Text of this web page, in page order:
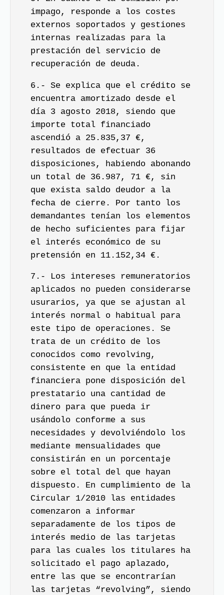
impago, responde a los costes
externos soportados y gestiones
internas realizadas para la
prestación del servicio de
recuperación de deuda.
6.- Se explica que el crédito se
encuentra amortizado desde el
día 3 agosto 2018, siendo que
importe total financiado
ascendió a 25.835,37 €,
resultados de efectuar 36
disposiciones, habiendo abonando
un total de 36.987, 71 €, sin
que exista saldo deudor a la
fecha de cierre. Por tanto los
demandantes tenían los elementos
de hecho suficientes para fijar
el interés económico de su
pretensión en 11.152,34 €.
7.- Los intereses remuneratorios
aplicados no pueden considerarse
usurarios, ya que se ajustan al
interés normal o habitual para
este tipo de operaciones. Se
trata de un crédito de los
conocidos como revolving,
consistente en que la entidad
financiera pone disposición del
prestatario una cantidad de
dinero para que pueda ir
usándolo conforme a sus
necesidades y devolviéndolo los
mediante mensualidades que
consistirán en un porcentaje
sobre el total del que hayan
dispuesto. En cumplimiento de la
Circular 1/2010 las entidades
comenzaron a informar
separadamente de los tipos de
interés medio de las tarjetas
para las cuales los titulares ha
solicitado el pago aplazado,
entre las que se encontrarían
las tarjetas “revolving”, siendo